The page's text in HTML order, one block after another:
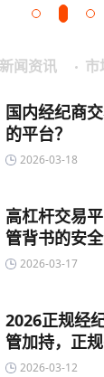
新闻资讯 市
国内经纪商
的平台？
2026-03-18
高杠杆交易
管背书的安全
2026-03-17
2026正规经
管加持，正规
2026-03-12